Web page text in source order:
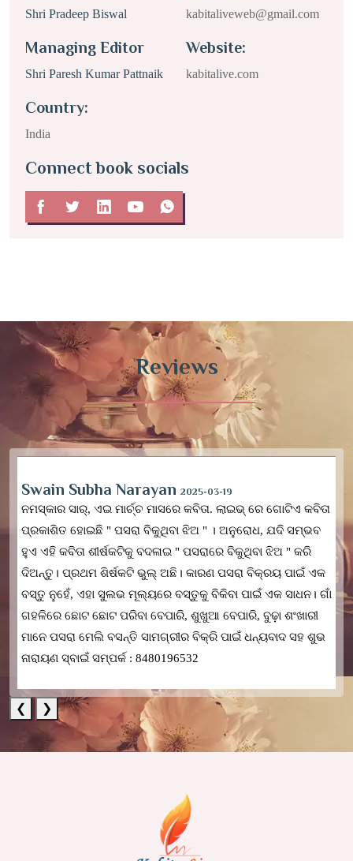
Shri Pradeep Biswal kabitaliveweb@gmail.com
Managing Editor
Shri Paresh Kumar Pattnaik
Website:
kabitalive.com
Country:
India
Connect book socials
Reviews
Swain Subha Narayan 2025-03-19
ନମସ୍କାର ସାର୍, ଏଇ ମାର୍ଚ୍ଚ ମାସରେ କବିତା. ଲାଇଭ୍ ରେ ଗୋଟିଏ କବିତା
ପ୍ରକାଶିତ ହୋଇଛି " ପସରା ବିକୁଥିବା ଝିଅ " । ଅନୁରୋଧ, ଯଦି ସମ୍ଭବ
ହୁଏ ଏହି କବିତା ଶୀର୍ଷକଟିକୁ ବଦଳାଇ " ପସରାରେ ବିକୁଥିବା ଝିଅ " କରି
ଦିଅନ୍ତୁ। ପ୍ରଥମ ଶିର୍ଷକଟି ଭୁଲ୍ ଅଛି। କାରଣ ପସରା ବିକ୍ରୟ ପାଇଁ ଏକ
ବସ୍ତୁ ନୁହେଁ, ଏହା ସୁଲଭ ମୂଲ୍ୟରେ ବସ୍ତୁକୁ ବିକିବା ପାଇଁ ଏକ ସାଧନ। ଗାଁ
ଗହଳିରେ ଛୋଟ ଛୋଟ ପରିବା ବେପାରି, ଶୁଖୁଆ ବେପାରି, ବୁଢ଼ା ଶଂଖାରୀ
ମାନେ ପସରା ମେଲି ବସନ୍ତି ସାମଗ୍ରୀର ବିକ୍ରି ପାଇଁ ଧନ୍ୟବାଦ ସହ ଶୁଭ
ନାରାୟଣ ସ୍ବାଇଁ ସମ୍ପର୍କ : 8480196532
❮ ❯